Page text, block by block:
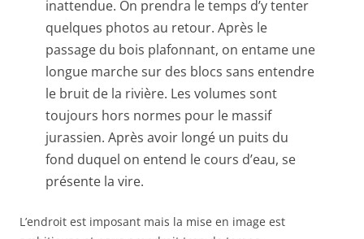
inattendue. On prendra le temps d’y tenter
quelques photos au retour. Après le
passage du bois plafonnant, on entame une
longue marche sur des blocs sans entendre
le bruit de la rivière. Les volumes sont
toujours hors normes pour le massif
jurassien. Après avoir longé un puits du
fond duquel on entend le cours d’eau, se
présente la vire.
L’endroit est imposant mais la mise en image est